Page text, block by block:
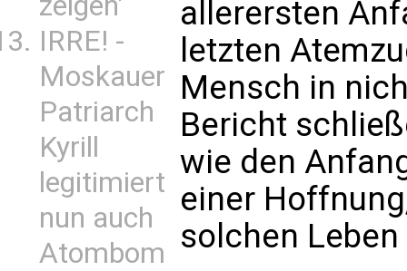
IRRE! -
Moskauer
Patriarch
Kyrill
legitimiert
nun auch
Atombom
allerersten
letzten
Mensch in
Bericht
wie den
einer
solchen